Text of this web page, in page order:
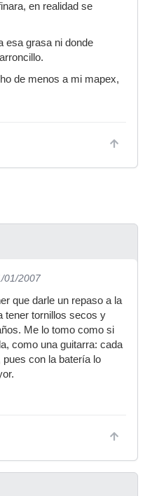
en realidad se
esa grasa ni donde
de menos a mi mapex,
01/2007
que darle un repaso a la
tener tornillos secos y
Me lo tomo como si
como una guitarra: cada
con la batería lo